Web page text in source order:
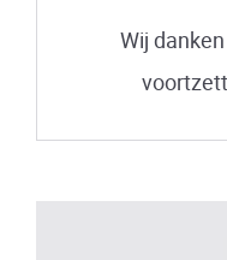
Wij